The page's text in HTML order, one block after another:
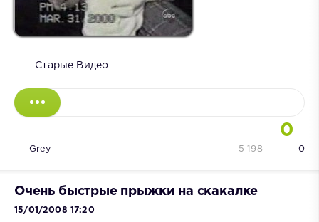
Старые Видео
0
Grey 0
5 198
Очень быстрые прыжки на скакалке
15/01/2008 17:20